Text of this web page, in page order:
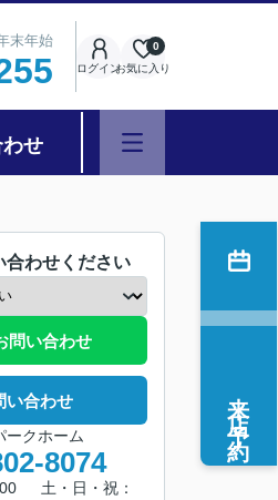
末年始
ログインお気に入り
0
せ
合わせください
問い合わせ
い合わせ
ークホーム
8074
土・日・祝：
来店予約